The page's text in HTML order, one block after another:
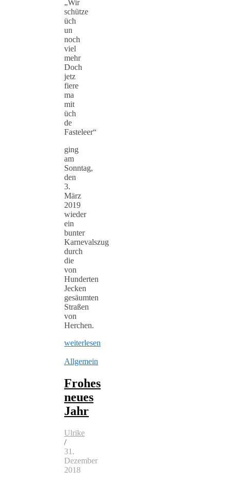
„Wir
schütze
üch
un
noch
viel
mehr
Doch
jetz
fiere
ma
mit
üch
de
Fasteleer“
ging
am
Sonntag,
den
3.
März
2019
wieder
ein
bunter
Karnevalszug
durch
die
von
Hunderten
Jecken
gesäumten
Straßen
von
Herchen.
weiterlesen
Allgemein
Frohes
neues
Jahr
Ulrike
/
31.
Dezember
2018